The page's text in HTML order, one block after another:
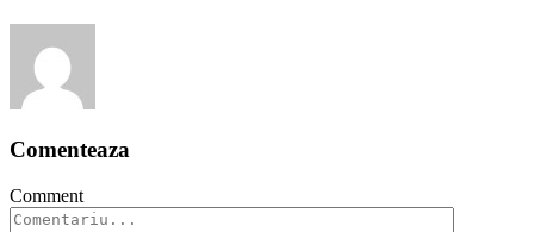
Comenteaza
Comment